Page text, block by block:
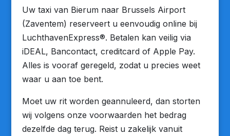
Uw taxi van Bierum naar Brussels Airport
(Zaventem) reserveert u eenvoudig online bij
LuchthavenExpress®. Betalen kan veilig via
iDEAL, Bancontact, creditcard of Apple Pay.
Alles is vooraf geregeld, zodat u precies weet
waar u aan toe bent.
Moet uw rit worden geannuleerd, dan storten
wij volgens onze voorwaarden het bedrag
dezelfde dag terug. Reist u zakelijk vanuit